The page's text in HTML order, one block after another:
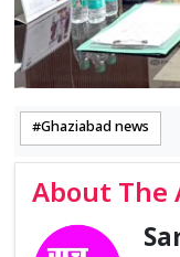
Ghaziabad news
About The